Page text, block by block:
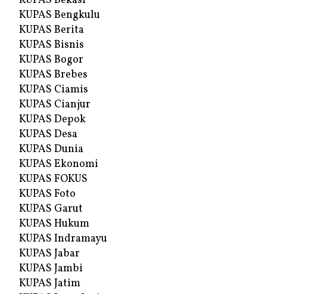
KUPAS Bengkulu
KUPAS Berita
KUPAS Bisnis
KUPAS Bogor
KUPAS Brebes
KUPAS Ciamis
KUPAS Cianjur
KUPAS Depok
KUPAS Desa
KUPAS Dunia
KUPAS Ekonomi
KUPAS FOKUS
KUPAS Foto
KUPAS Garut
KUPAS Hukum
KUPAS Indramayu
KUPAS Jabar
KUPAS Jambi
KUPAS Jatim